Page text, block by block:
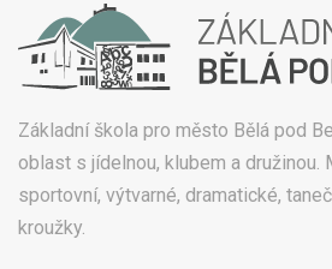
Základní škola pro město Bělá pod
oblast s jídelnou, klubem a družinou.
sportovní, výtvarné, dramatické,
kroužky.